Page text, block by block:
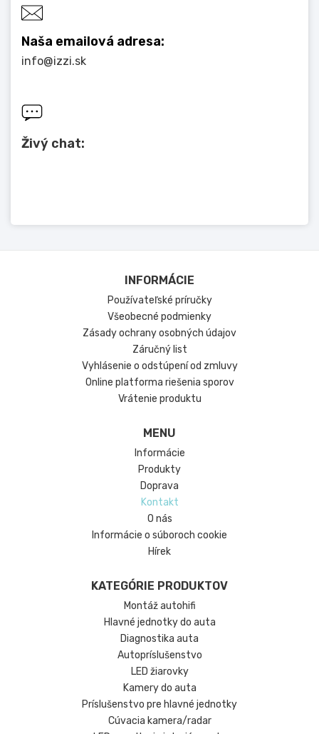
Naša emailová adresa:
info@izzi.sk
Živý chat:
INFORMÁCIE
Používateľské príručky
Všeobecné podmienky
Zásady ochrany osobných údajov
Záručný list
Vyhlásenie o odstúpení od zmluvy
Online platforma riešenia sporov
Vrátenie produktu
MENU
Informácie
Produkty
Doprava
Kontakt
O nás
Informácie o súboroch cookie
Hírek
KATEGÓRIE PRODUKTOV
Montáž autohifi
Hlavné jednotky do auta
Diagnostika auta
Autopríslušenstvo
LED žiarovky
Kamery do auta
Príslušenstvo pre hlavné jednotky
Cúvacia kamera/radar